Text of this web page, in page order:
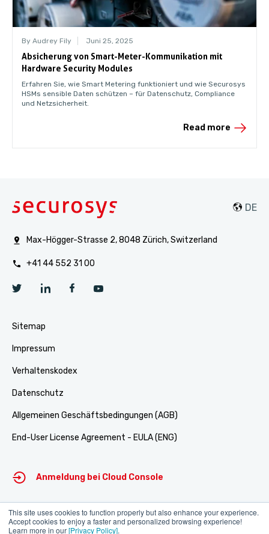
This site uses cookies to function properly but also enhance your experience.
Accept cookies to enjoy a faster and personalized browsing experience!
Learn more in our[Privacy Policy].
By Audrey Fily Juni 25, 2025
Absicherung von Smart-Meter-Kommunikation mit
Hardware Security Modules
Erfahren Sie, wie Smart Metering funktioniert und wie Securosys
HSMs sensible Daten schützen – für Datenschutz, Compliance
und Netzsicherheit.
Read more
Max-Högger-Strasse 2, 8048 Zürich, Switzerland
+41 44 552 31 00
Sitemap
Impressum
Verhaltenskodex
Datenschutz
Allgemeinen Geschäftsbedingungen (AGB)
End-User License Agreement - EULA (ENG)
Anmeldung bei Cloud Console
Support-Portal